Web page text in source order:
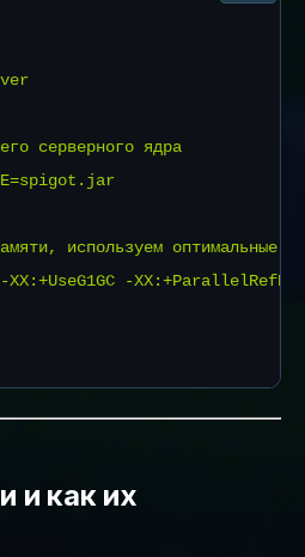
серверного ядра
используем оптимальные
XX:+UseG1GC -
и как их